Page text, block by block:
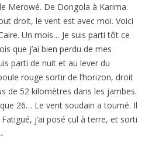
Merowé. De Dongola à Karima.
droit, le vent est avec moi. Voici
Un mois… Je suis parti tôt ce
que j’ai bien perdu de mes
parti de nuit et au lever du
rouge sortir de l’horizon, droit
de 52 kilomètres dans les jambes.
26… Le vent soudain a tourné. Il
j’ai posé cul à terre, et sorti